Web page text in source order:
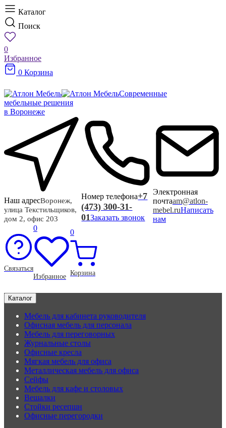
Каталог
Поиск
0
Избранное
0 Корзина
Современные
мебельные решения
в Воронеже
Наш адресВоронеж,
улица Текстильщиков,
дом 2, офис 203
Номер телефона+7
(473) 300-31-
01Заказать звонок
Электронная
почтаam@atlon-
mebel.ruНаписать
нам
Связаться
0
Избранное
0
Корзина
Каталог
Мебель для кабинета руководителя
Офисная мебель для персонала
Мебель для переговорных
Журнальные столы
Офисные кресла
Мягкая мебель для офиса
Металлическая мебель для офиса
Сейфы
Мебель для кафе и столовых
Вешалки
Стойки ресепшн
Офисные перегородки